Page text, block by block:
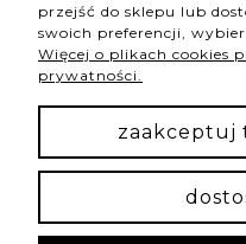
0
0
podgląd
przejść do sklepu lub
swoich preferencji,
Więcej o plikach cookies
prywatności.
zaakceptuj